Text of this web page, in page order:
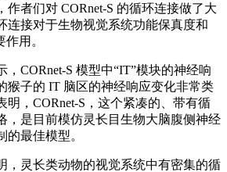
作者们对 CORnet-S 的循环连接做了大
连接对于生物视觉系统功能保真度和
用。
CORnet-S 模型中“IT”模块的神经响
猴子的 IT 脑区的神经响应变化非常类
明，CORnet-S，这个紧凑的、带有循
，是目前模仿灵长目生物大脑腹侧神经
最佳模型。
灵长类动物的视觉系统中有密集的循